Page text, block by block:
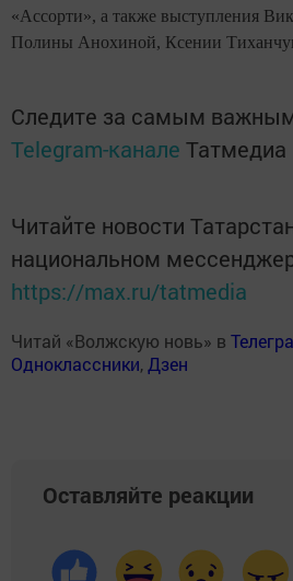
«Ассорти», а также выступления
Полины Анохиной, Ксении
Следите за самым
Telegram-канале Татмедиа
Читайте новости
национальном
https://max.ru/tatmedia
Читай «Волжскую новь» в
Одноклассники, Дзен
Оставляйте реакции